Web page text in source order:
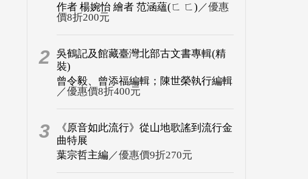
作者 楊婉怡 繪者 范涵蘊(ㄈ ㄈ) ／優惠
價8折200元
2 吳鶴記及館藏臺灣北部古文書專輯(精
裝)
曾令毅、曾添福編輯；陳世榮執行編輯
／優惠價8折400元
3
《原音如此流行》從山地歌謠到流行金
曲特展
葉宗哲主編 ／優惠價9折270元